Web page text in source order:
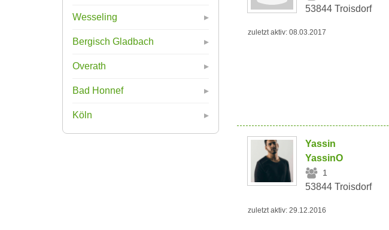
Wesseling
Bergisch Gladbach
Overath
Bad Honnef
Köln
53844 Troisdorf
zuletzt aktiv: 08.03.2017
Yassin
YassinO
1
53844 Troisdorf
zuletzt aktiv: 29.12.2016